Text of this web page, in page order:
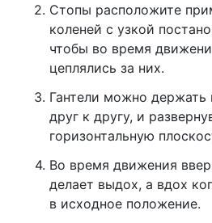
Стопы расположите
коленей с узкой
чтобы во время
цеплялись за них.
Гантели можно держать
друг к другу, и
горизонтальную
Во время движения
делает выдох, а вдох
в исходное положение.